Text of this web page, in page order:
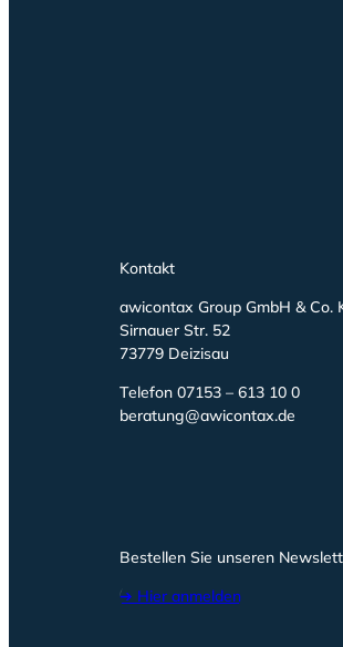
Kontakt
awicontax Group GmbH & Co.
Sirnauer Str. 52
73779 Deizisau
Telefon 07153 – 613 10 0
beratung@awicontax.de
Bestellen Sie unseren
➔ Hier anmelden